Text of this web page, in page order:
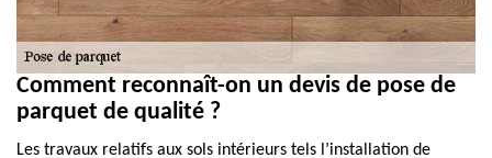
Comment reconnaît-on un devis de pose de
parquet de qualité ?
Les travaux relatifs aux sols intérieurs tels l’installation de